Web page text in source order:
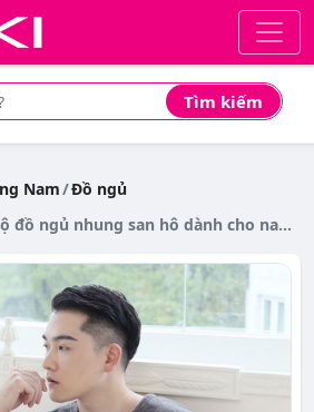
Tìm kiếm
giá rẻ nhất
Nam Đồ ngủ
cho nam giới mùa thu và đông dày dặn ấm áp trẻ trung cộng với kích thước